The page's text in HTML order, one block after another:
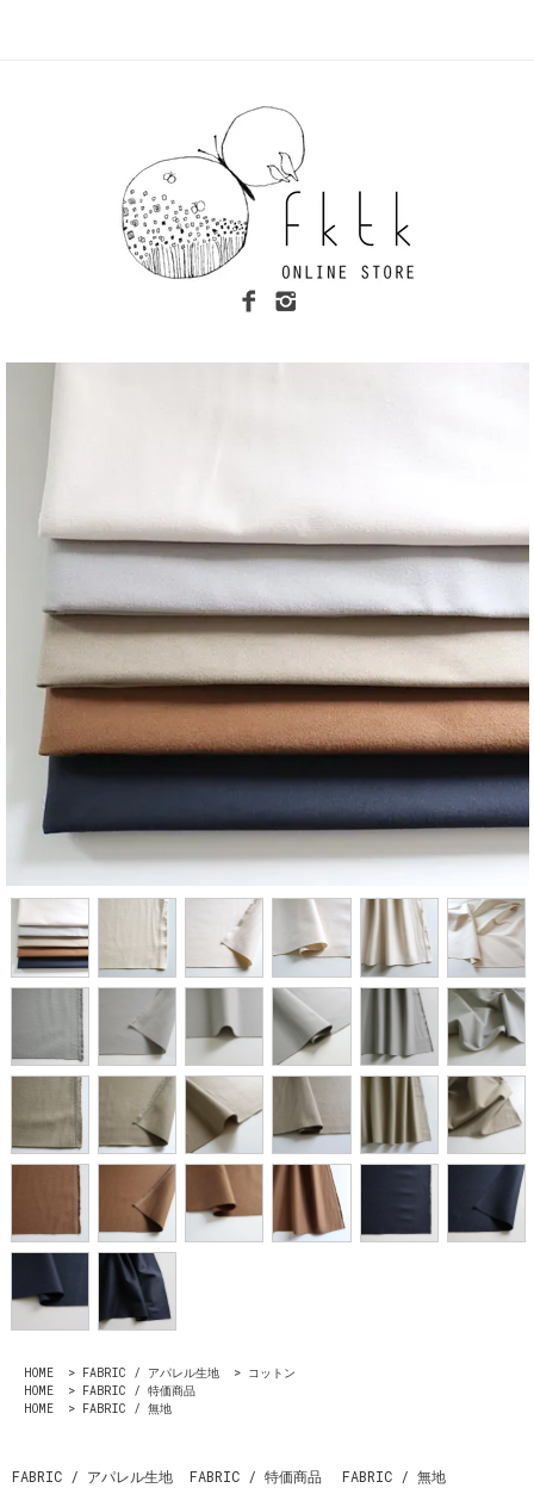
HOME > FABRIC / アパレル生地 > コットン
HOME
>
FABRIC / 特価商品
HOME
> FABRIC / 無地
FABRIC / アパレル生地 FABRIC / 特価商品 FABRIC / 無地